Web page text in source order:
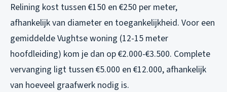
Relining kost tussen €150 en €250 per meter,
afhankelijk van diameter en toegankelijkheid. Voor een
gemiddelde Vughtse woning (12-15 meter
hoofdleiding) kom je dan op €2.000-€3.500. Complete
vervanging ligt tussen €5.000 en €12.000, afhankelijk
van hoeveel graafwerk nodig is.